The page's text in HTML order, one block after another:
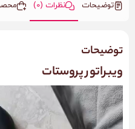
توضیحات نظرات (0)
توضیحات
ویبراتور پروستات
نمایشگر
ویدیو